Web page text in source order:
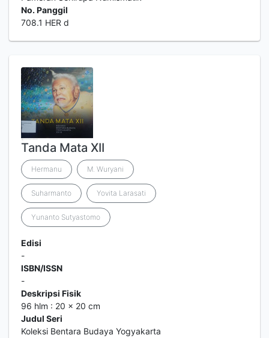
No. Panggil
708.1 HER d
Tanda Mata XII
Hermanu M. Wuryani
Suharmanto Yovita Larasati
Yunanto Sutyastomo
Edisi
-
ISBN/ISSN
-
Deskripsi Fisik
96 hlm : 20 x 20 cm
Judul Seri
Koleksi Bentara Budaya Yogyakarta